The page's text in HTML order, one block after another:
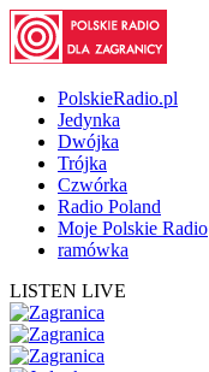
PolskieRadio.pl
Jedynka
Dwójka
Trójka
Czwórka
Radio Poland
Moje Polskie Radio
ramówka
LISTEN LIVE